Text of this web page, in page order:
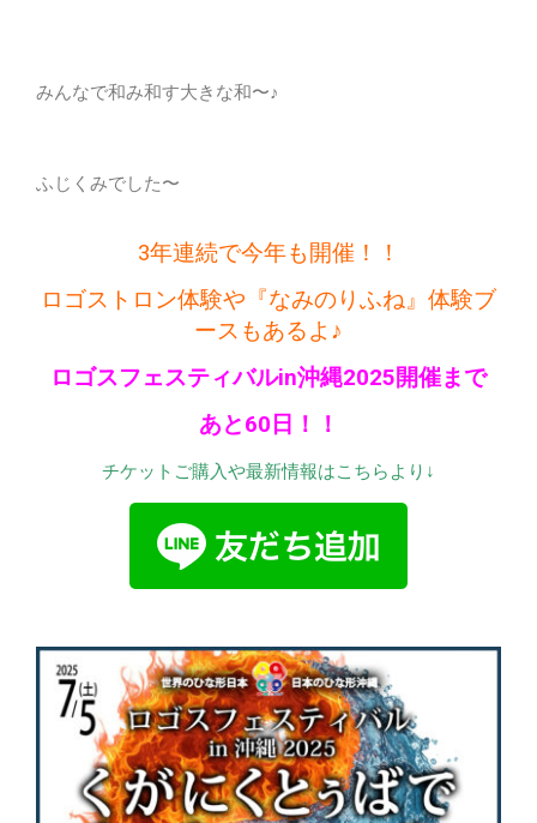
みんなで和み和す大きな和〜♪
ふじくみでした〜
3年連続で今年も開催！！
ロゴストロン体験や『なみのりふね』体験ブ
ースもあるよ♪
ロゴスフェスティバルin沖縄2025開催まで
あと60日！！
チケットご購入や最新情報はこちらより↓